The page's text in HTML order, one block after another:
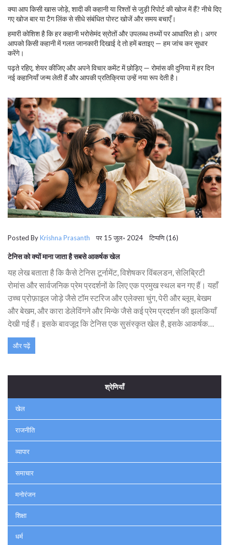
क्या आप किसी खास जोड़े, शादी की कहानी या रिश्तों से जुड़ी रिपोर्ट की खोज में हैं? नीचे दिए
गए खोज बार या टैग लिंक से सीधे संबंधित पोस्ट खोजें और समय बचाएँ।
हमारी कोशिश है कि हर कहानी भरोसेमंद स्रोतों और उपलब्ध तथ्यों पर आधारित हो। अगर
आपको किसी कहानी में गलत जानकारी दिखाई दे तो हमें बताइए — हम जांच कर सुधार
करेंगे।
पढ़ते रहिए, शेयर कीजिए और अपने विचार कमेंट में छोड़िए — रोमांस की दुनिया में हर दिन
नई कहानियाँ जन्म लेती हैं और आपकी प्रतिक्रिया उन्हें नया रूप देती है।
Posted ByKrishna Prasanth पर 15 जुल॰ 2024 टिप्पणि (16)
टेनिस को क्यों माना जाता है सबसे आकर्षक खेल
यह लेख बताता है कि कैसे टेनिस टूर्नामेंट, विशेषकर विंबलडन, सेलिब्रिटी
रोमांस और सार्वजनिक प्रेम प्रदर्शनों के लिए एक प्रमुख स्थल बन गए हैं। यहाँ
उच्च प्रोफ़ाइल जोड़े जैसे टॉम स्टरिज और एलेक्सा चुंग, पेरी और ब्लूम, बेखम
और बेखम, और कारा डेलेविंगने और मिन्के जैसे कई प्रेम प्रदर्शन की झलकियाँ
देखी गई हैं। इसके बावजूद कि टेनिस एक सुसंस्कृत खेल है, इसके आकर्षक
वातावरण में कभी-कभी कुछ अधिक रोमांटिक पल भी देखे जाते हैं।
और पढ़ें
श्रेणियाँ
खेल
राजनीति
व्यापार
समाचार
मनोरंजन
शिक्षा
धर्म